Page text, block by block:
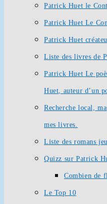
Patrick Huet le
Patrick Huet Le
Patrick Huet
Liste des livres de
Patrick Huet Le
Huet, auteur d’un
Recherche local,
mes livres.
Liste des romans
Quizz sur Patrick
Combien de
Le Top 10